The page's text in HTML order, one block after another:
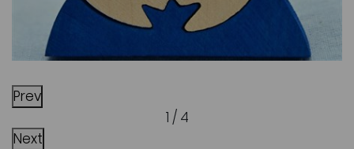
Prev
1 / 4
Next